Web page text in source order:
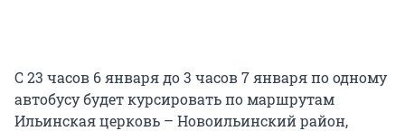
С 23 часов 6 января до 3 часов 7 января по одному
автобусу будет курсировать по маршрутам
Ильинская церковь – Новоильинский район,